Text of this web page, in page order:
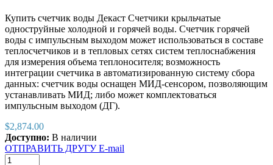
Купить счетчик воды Декаст Счетчики крыльчатые
одноструйные холодной и горячей воды. Счетчик горячей
воды с импульсным выходoм может использоваться в составе
теплосчетчиков и в тепловых сетях систем теплоснабжения
для измерения объема теплоносителя; возможность
интеграции счетчика в автоматизированную систему сбора
данных: счетчик воды оснащен МИД-сенсором, позволяющим
устанавливать МИД; либо может комплектоваться
импульсным выходом (ДГ).
$2,874.00
Доступно: В наличии
ОТПРАВИТЬ ДРУГУ E-mail